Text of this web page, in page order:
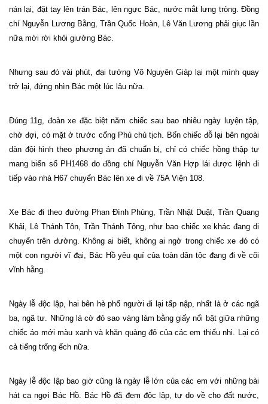
nán lại, đặt tay lên trán Bác, lên ngực Bác, nước mắt lưng tròng. Đồng
chí Nguyễn Lương Bằng, Trần Quốc Hoàn, Lê Văn Lương phải giục lần
nữa mời rời khỏi giường Bác.
Nhưng sau đó vài phút, đại tướng Võ Nguyên Giáp lại một mình quay
trở lại, đứng nhìn Bác một lúc lâu nữa.
Đúng 11g, đoàn xe đặc biệt năm chiếc sau bao nhiêu ngày luyện tập,
chờ đợi, có mặt ở trước cổng Phủ chủ tịch. Bốn chiếc đỗ lại bên ngoài
dàn đội hình theo phương án đã chuẩn bị, chỉ có chiếc hồng thập tự
mang biển số PH1468 do đồng chí Nguyễn Văn Hợp lái được lệnh đi
tiếp vào nhà H67 chuyển Bác lên xe đi về 75A Viện 108.
Xe Bác đi theo đường Phan Đình Phùng, Trần Nhật Duật, Trần Quang
Khải, Lê Thánh Tôn, Trần Thánh Tông, như bao chiếc xe khác đang di
chuyển trên đường. Không ai biết, không ai ngờ trong chiếc xe đó có
một con người vĩ đại, Bác Hồ yêu quí của toàn dân tộc đang đi về cõi
vĩnh hằng.
Ngày lễ độc lập, hai bên hè phố người đi lại tấp nập, nhất là ở các ngã
ba, ngã tư. Những lá cờ đỏ sao vàng làm bằng giấy nổi bật giữa những
chiếc áo mới màu xanh và khăn quàng đỏ của các em thiếu nhi. Lại có
cả tiếng trống ếch nữa.
Ngày lễ độc lập bao giờ cũng là ngày lễ lớn của các em với những bài
hát ca ngợi Bác Hồ. Bác Hồ đã đem độc lập, tự do về cho đất nước,